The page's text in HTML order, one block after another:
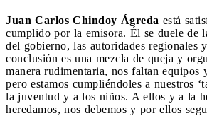
Juan Carlos Chindoy Ágreda está
cumplido por la emisora. Él se duele de
del gobierno, las autoridades regionales
conclusión es una mezcla de queja y
manera rudimentaria, nos faltan equipos
pero estamos cumpliéndoles a nuestros
la juventud y a los niños. A ellos y a la
heredamos, nos debemos y por ellos